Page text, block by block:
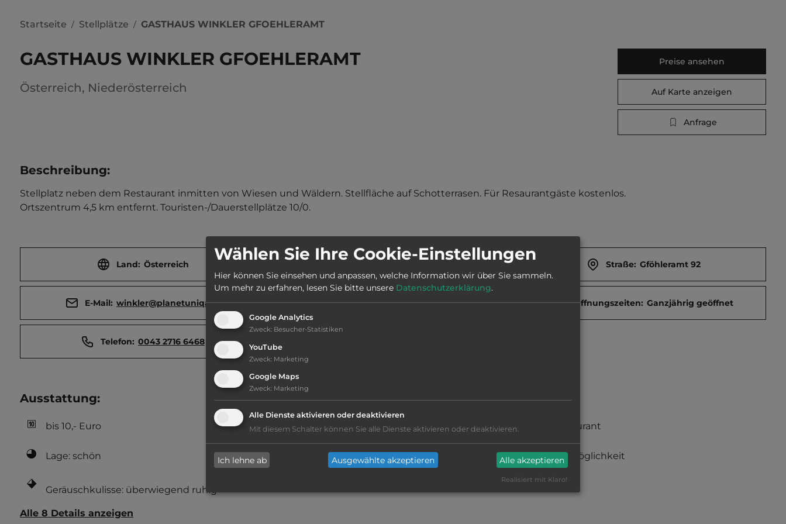
Startseite / Stellplätze / GASTHAUS WINKLER GFOEHLERAMT
GASTHAUS WINKLER GFOEHLERAMT
Österreich, Niederösterreich
Preise ansehen
Auf Karte anzeigen
Anfrage
Beschreibung:
Stellplatz neben dem Restaurant inmitten von Wiesen und Wäldern. Stellfläche auf Schotterrasen. Für Resaurantgäste kostenlos.
Ortszentrum 4,5 km entfernt. Touristen-/Dauerstellplätze 10/0.
Land: Österreich Straße: Gföhleramt 92
E-Mail: winkler@planetuniqa.at Webseite: www.gasthaus-winkler-gföhl.at Öffnungszeiten: Ganzjährig geöffnet
Telefon: 0043 2716 6468
Ausstattung:
bis 10,- Euro
Lage: schön
Geräuschkulisse: überwiegend ruhig
kiesig, harter Grund
Grasgelände, Wiese
Restaurant
Reitmöglichkeit
Alle 8 Details anzeigen
Wählen Sie Ihre Cookie-Einstellungen
Hier können Sie einsehen und anpassen, welche Information wir über Sie sammeln.
Um mehr zu erfahren, lesen Sie bitte unsere Datenschutzerklärung.
Google Analytics
Zweck: Besucher-Statistiken
YouTube
Zweck: Marketing
Google Maps
Zweck: Marketing
Alle Dienste aktivieren oder deaktivieren
Mit diesem Schalter können Sie alle Dienste aktivieren oder deaktivieren.
Ich lehne ab Ausgewählte akzeptieren Alle akzeptieren
Realisiert mit Klaro!